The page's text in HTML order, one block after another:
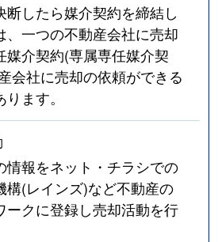
断したら媒介契約を締結し
、一つの不動産会社に売却
媒介契約(専属専任媒介契
会社に売却の依頼ができる
ます。
情報をネット・チラシでの
構(レインズ)など不動産の
ークに登録し売却活動を行